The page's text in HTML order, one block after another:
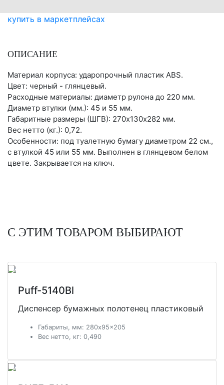
купить в маркетплейсах
ОПИСАНИЕ
Материал корпуса: ударопрочный пластик ABS.
Цвет: черный - глянцевый.
Расходные материалы: диаметр рулона до 220 мм.
Диаметр втулки (мм.): 45 и 55 мм.
Габаритные размеры (ШГВ): 270х130х282 мм.
Вес нетто (кг.): 0,72.
Особенности: под туалетную бумагу диаметром 22 см.,
с втулкой 45 или 55 мм. Выполнен в глянцевом белом
цвете. Закрывается на ключ.
С ЭТИМ ТОВАРОМ ВЫБИРАЮТ
Puff-5140Bl
Диспенсер бумажных полотенец пластиковый
Габариты, мм: 280x95x205
Вес нетто, кг: 0,490